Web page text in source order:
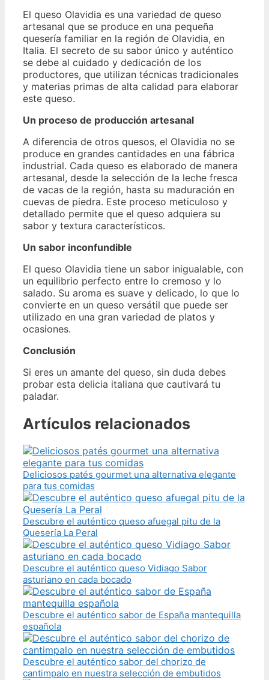
El queso Olavidia es una variedad de queso
artesanal que se produce en una pequeña
quesería familiar en la región de Olavidia, en
Italia. El secreto de su sabor único y auténtico
se debe al cuidado y dedicación de los
productores, que utilizan técnicas tradicionales
y materias primas de alta calidad para elaborar
este queso.
Un proceso de producción artesanal
A diferencia de otros quesos, el Olavidia no se
produce en grandes cantidades en una fábrica
industrial. Cada queso es elaborado de manera
artesanal, desde la selección de la leche fresca
de vacas de la región, hasta su maduración en
cuevas de piedra. Este proceso meticuloso y
detallado permite que el queso adquiera su
sabor y textura característicos.
Un sabor inconfundible
El queso Olavidia tiene un sabor inigualable, con
un equilibrio perfecto entre lo cremoso y lo
salado. Su aroma es suave y delicado, lo que lo
convierte en un queso versátil que puede ser
utilizado en una gran variedad de platos y
ocasiones.
Conclusión
Si eres un amante del queso, sin duda debes
probar esta delicia italiana que cautivará tu
paladar.
Artículos relacionados
Deliciosos patés gourmet una alternativa elegante
para tus comidas
Descubre el auténtico queso afuegal pitu de la
Quesería La Peral
Descubre el auténtico queso Vidiago Sabor
asturiano en cada bocado
Descubre el auténtico sabor de España mantequilla
española
Descubre el auténtico sabor del chorizo de
cantimpalo en nuestra selección de embutidos